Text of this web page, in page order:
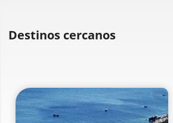
Destinos cercanos